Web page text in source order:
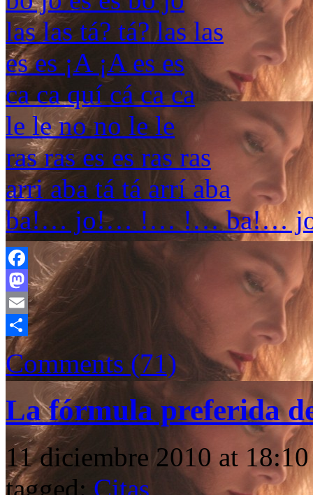
las las tá? tá? las las
es es ¡A ¡A es es
ca ca quí cá ca ca
le le no no le le
ras ras es es ras ras
arri aba tá tá arrí aba
ba!… jo!… !… !… ba!…
Facebook
Mastodon
Email
Compartir
Comments (71)
La fórmula preferida
11 diciembre 2010 at
tagged: Citas